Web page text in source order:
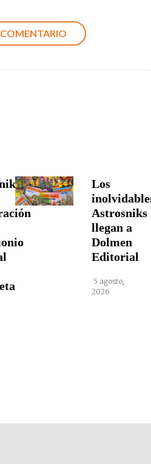
Los
Astrosniks
llegan a
Dolmen
Editorial
5 agosto,
2026